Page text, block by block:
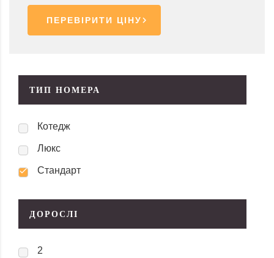
ПЕРЕВІРИТИ ЦІНУ
ТИП НОМЕРА
Котедж
Люкс
Стандарт
ДОРОСЛІ
2